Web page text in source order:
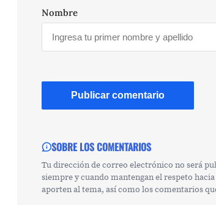
Nombre
SOBRE LOS COMENTARIOS
Tu dirección de correo electrónico no será
siempre y cuando mantengan el respeto
aporten al tema, así como los comentarios